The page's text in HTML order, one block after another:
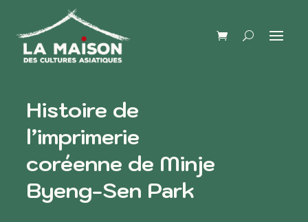
Histoire de
l’imprimerie
coréenne de Minje
Byeng-Sen Park